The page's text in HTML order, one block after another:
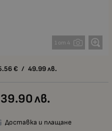
1 от 4
€ / 49.99 лв.
39.90лв.
Доставка и плащане